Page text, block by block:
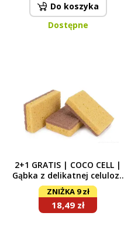
Do koszyka
Dostępne
2+1 GRATIS | COCO CELL |
Gąbka z delikatnej celulozy
z naturalną warstwą
kokosową | 3 sztuki
ZNIŻKA 9 zł
18,49 zł